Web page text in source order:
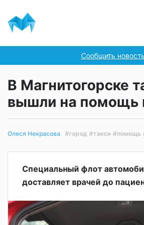
Сообщить новость
В Магнитогорске
вышли на помощь
Олеся Некрасова #город #такси #помощь
Специальный флот
доставляет врачей до